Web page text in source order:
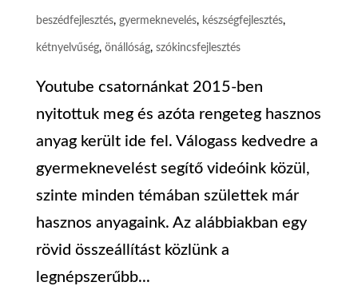
beszédfejlesztés, gyermeknevelés, készségfejlesztés,
kétnyelvűség, önállóság, szókincsfejlesztés
Youtube csatornánkat 2015-ben
nyitottuk meg és azóta rengeteg hasznos
anyag került ide fel. Válogass kedvedre a
gyermeknevelést segítő videóink közül,
szinte minden témában születtek már
hasznos anyagaink. Az alábbiakban egy
rövid összeállítást közlünk a
legnépszerűbb...